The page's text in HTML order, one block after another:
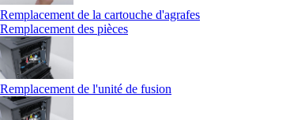
Remplacement de la cartouche d'agrafes
Remplacement des pièces
Remplacement de l'unité de fusion